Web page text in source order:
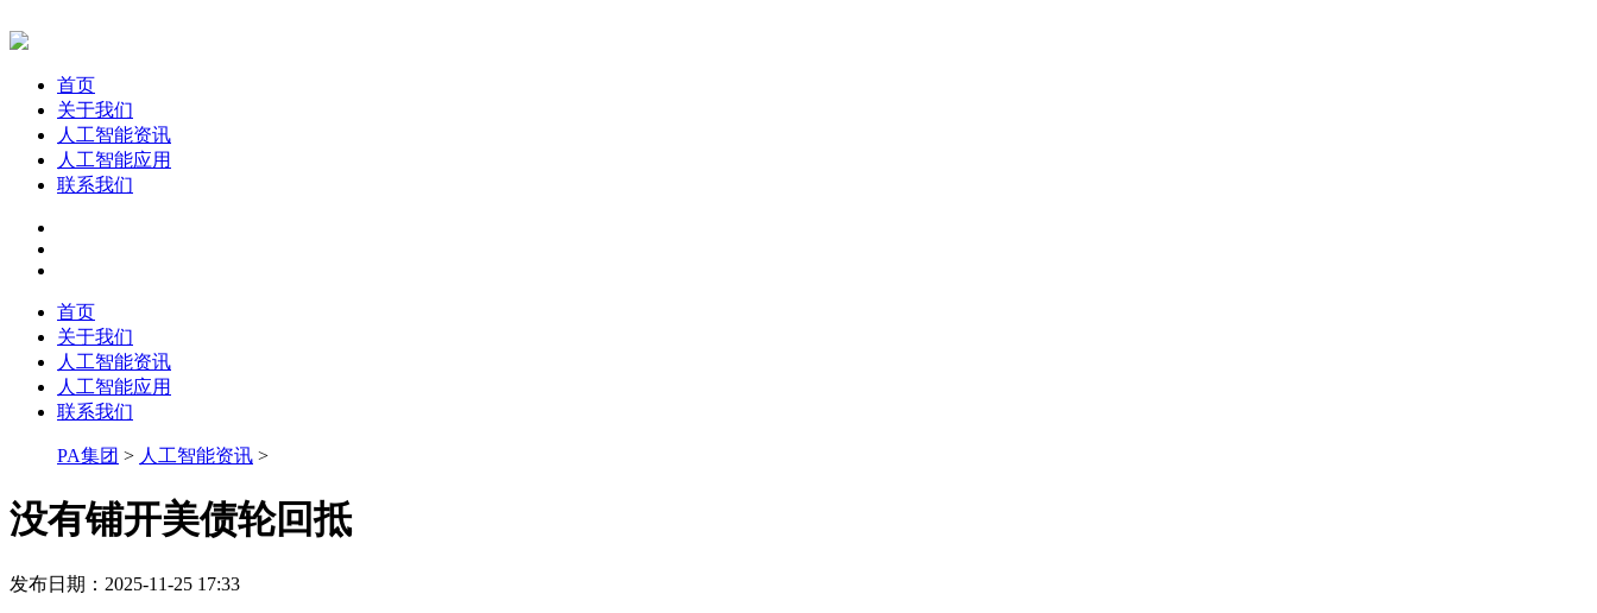
首页
关于我们
人工智能资讯
人工智能应用
联系我们
首页
关于我们
人工智能资讯
人工智能应用
联系我们
PA集团 > 人工智能资讯 >
没有铺开美债轮回抵
发布日期：2025-11-25 17:33